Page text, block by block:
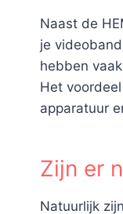
Naast de
je
hebben
Het
apparatuur
Zijn er
Natuurlijk